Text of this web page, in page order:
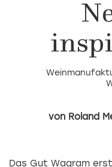
Roland
Das Gut Wagram